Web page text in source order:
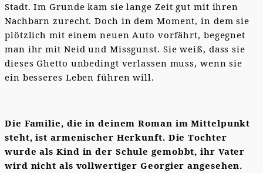
Stadt. Im Grunde kam sie lange Zeit gut mit ihren
Nachbarn zurecht. Doch in dem Moment, in dem sie
plötzlich mit einem neuen Auto vorfährt, begegnet
man ihr mit Neid und Missgunst. Sie weiß, dass sie
dieses Ghetto unbedingt verlassen muss, wenn sie
ein besseres Leben führen will.
Die Familie, die in deinem Roman im Mittelpunkt
steht, ist armenischer Herkunft. Die Tochter
wurde als Kind in der Schule gemobbt, ihr Vater
wird nicht als vollwertiger Georgier angesehen.